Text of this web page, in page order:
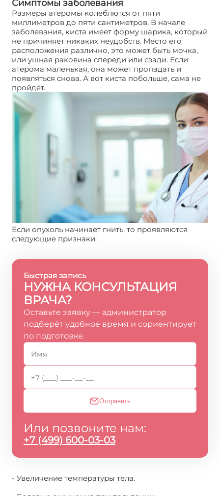
Симптомы заболевания
Размеры атеромы колеблются от пяти
миллиметров до пяти сантиметров. В начале
заболевания, киста имеет форму шарика, который
не причиняет никаких неудобств. Место его
расположения различно, это может быть мочка,
или ушная раковина спереди или сзади. Если
атерома маленькая, она может пропадать и
появляться снова. А вот киста побольше, сама не
пройдёт.
Если опухоль начинает гнить, то проявляются
следующие признаки:
Быстрая запись
НУЖНА КОНСУЛЬТАЦИЯ
ВРАЧА?
Оставьте заявку — администратор
подберёт удобное время и сориентирует
по подготовке.
Отправить
Или позвоните нам:
+7 (499) 600-03-03
- Увеличение температуры тела.